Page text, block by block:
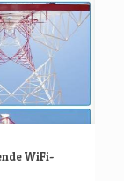
WiFi-